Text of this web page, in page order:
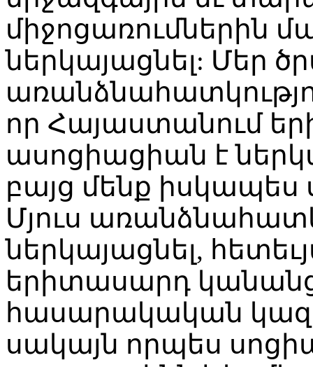
միջոցառումներին
ներկայացնել: Մեր
որ Հայաստանում
ասոցիացիան է
բայց մենք իսկապես
Մյուս
ներկայացնել,
երիտասարդ
հասարակական
սակայն որպես